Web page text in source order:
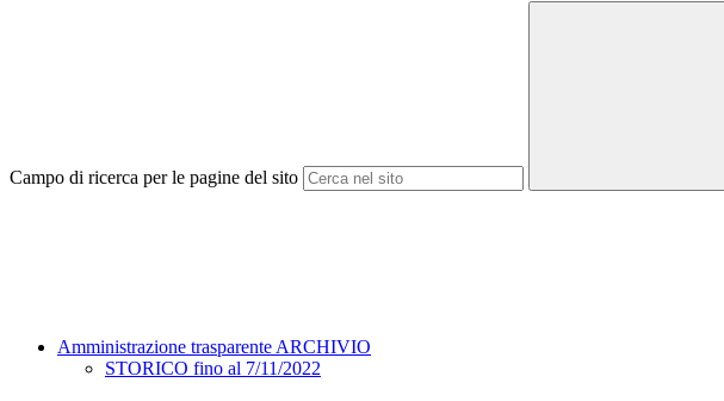
Campo di ricerca per le pagine del sito
Amministrazione trasparente ARCHIVIO
STORICO fino al 7/11/2022